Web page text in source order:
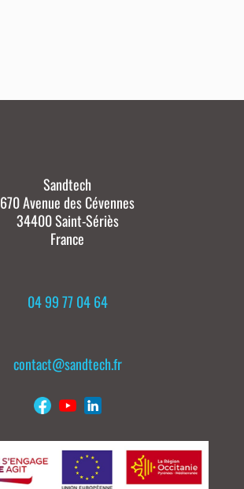
Sandtech
670 Avenue des Cévennes
34400 Saint-Sériès
France
04 99 77 04 64
contact@sandtech.fr